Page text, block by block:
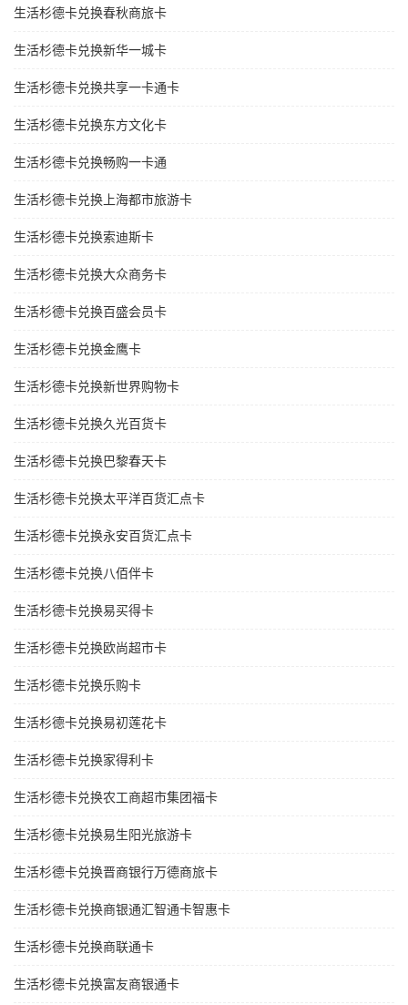
生活杉德卡兑换春秋商旅卡
生活杉德卡兑换新华一城卡
生活杉德卡兑换共享一卡通卡
生活杉德卡兑换东方文化卡
生活杉德卡兑换畅购一卡通
生活杉德卡兑换上海都市旅游卡
生活杉德卡兑换索迪斯卡
生活杉德卡兑换大众商务卡
生活杉德卡兑换百盛会员卡
生活杉德卡兑换金鹰卡
生活杉德卡兑换新世界购物卡
生活杉德卡兑换久光百货卡
生活杉德卡兑换巴黎春天卡
生活杉德卡兑换太平洋百货汇点卡
生活杉德卡兑换永安百货汇点卡
生活杉德卡兑换八佰伴卡
生活杉德卡兑换易买得卡
生活杉德卡兑换欧尚超市卡
生活杉德卡兑换乐购卡
生活杉德卡兑换易初莲花卡
生活杉德卡兑换家得利卡
生活杉德卡兑换农工商超市集团福卡
生活杉德卡兑换易生阳光旅游卡
生活杉德卡兑换晋商银行万德商旅卡
生活杉德卡兑换商银通汇智通卡智惠卡
生活杉德卡兑换商联通卡
生活杉德卡兑换富友商银通卡